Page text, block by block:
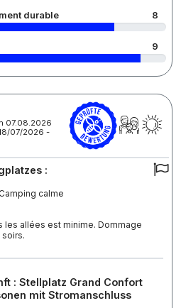
durable 8
9
07.08.2026
07/2026 -
:
calme
les allées est minime. Dommage
soirs.
: Stellplatz Grand Confort
mit Stromanschluss